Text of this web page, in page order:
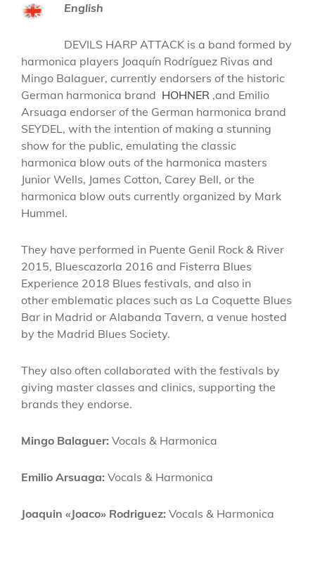
English
DEVILS HARP ATTACK is a band formed by
harmonica players Joaquín Rodríguez Rivas and
Mingo Balaguer, currently endorsers of the historic
German harmonica brand HOHNER ,and Emilio
Arsuaga endorser of the German harmonica brand
SEYDEL, with the intention of making a stunning
show for the public, emulating the classic
harmonica blow outs of the harmonica masters
Junior Wells, James Cotton, Carey Bell, or the
harmonica blow outs currently organized by Mark
Hummel.
They have performed in Puente Genil Rock & River
2015, Bluescazorla 2016 and Fisterra Blues
Experience 2018 Blues festivals, and also in
other emblematic places such as La Coquette Blues
Bar in Madrid or Alabanda Tavern, a venue hosted
by the Madrid Blues Society.
They also often collaborated with the festivals by
giving master classes and clinics, supporting the
brands they endorse.
Mingo Balaguer: Vocals & Harmonica
Emilio Arsuaga: Vocals & Harmonica
Joaquin «Joaco» Rodriguez: Vocals & Harmonica